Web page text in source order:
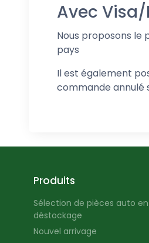
Avec
Nous proposons
pays
Il est également
commande annulé
Produits
Sélection de pièces auto en
déstockage
Nouvel arrivage